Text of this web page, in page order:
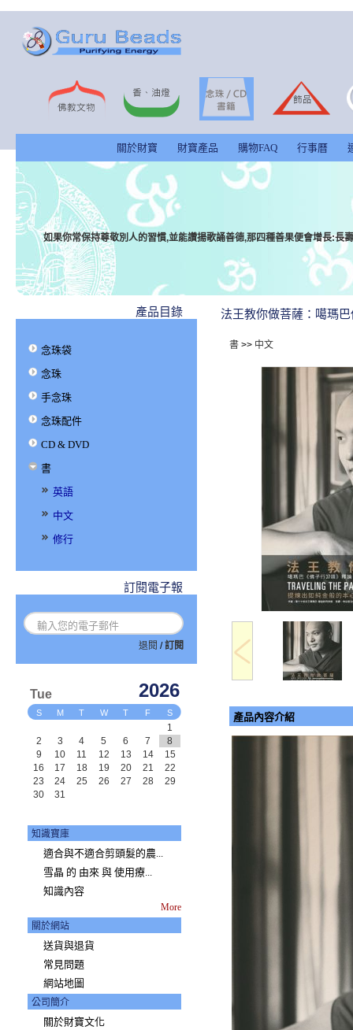
關於財寶 財寶產品 購物FAQ 行事曆
如果你常保持尊敬別人的習慣,並能讚揚歌誦善德,那四種善果便會增長:長
產品目錄
念珠袋
念珠
手念珠
念珠配件
CD & DVD
書
英語
中文
修行
訂閱電子報
退閱 /訂閱
Tue 2026
S M T W T F S
1
2
3 4 5 6 7
8
9
10 11 12 13 14
15
16
17 18 19 20 21
22
23
24 25 26 27 28
29
30
31
知識寶庫
適合與不適合剪頭髮的農...
雪晶 的 由來 與 使用療...
知識內容
More
關於網站
送貨與退貨
常見問題
網站地圖
公司簡介
關於財寶文化
法王教你做菩薩：噶瑪
書>> 中文
產品內容介紹